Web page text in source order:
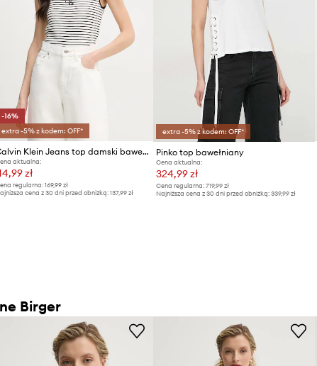
-16%
extra -5% z kodem: OFF*
Calvin Klein Jeans top damski bawełniany z elastanem
aktualna:
zł
regularna:169,99 zł
cena z 30 dni przed obniżką:137,99 zł
extra -5% z kodem: OFF*
Pinko top bawełniany
Cena aktualna:
324,99 zł
Cena regularna: 719,99 zł
Najniższa cena z 30 dni przed obniżką: 339,99 zł
Birger